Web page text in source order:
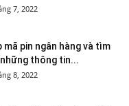
7, 2022
mã pin ngân hàng và tìm
thông tin...
8, 2022